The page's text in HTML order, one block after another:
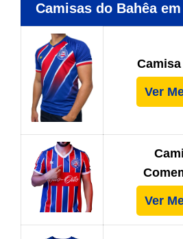
Camisas do Bahêa
Ver
Ver